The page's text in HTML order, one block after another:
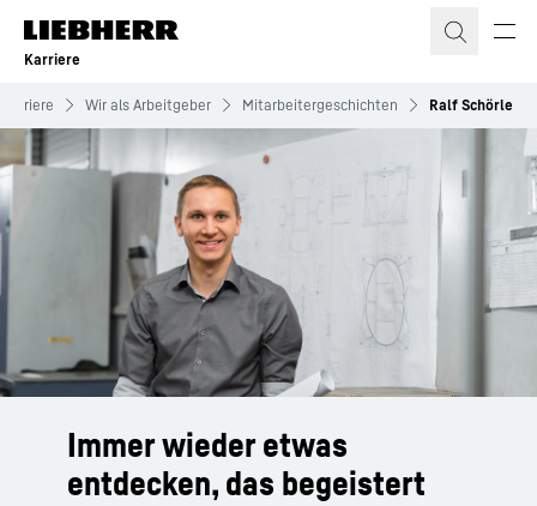
Zum Inhalt springen
Karriere
Karriere Wir als Arbeitgeber Mitarbeitergeschichten Ralf Schörle
Immer wieder etwas
entdecken, das begeistert